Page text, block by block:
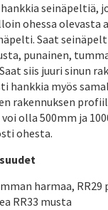
seinäpeltiä,
ohessa olevasta
Saat
punainen,
siis juuri sinun
hankkia myös
rakennuksen profiili
olla 500mm ja
ohesta.
harmaa, RR29
RR33 musta